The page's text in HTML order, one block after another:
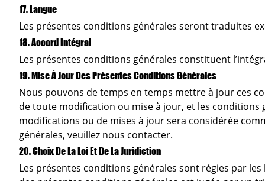
17. Langue
Les présentes conditions générales seront traduites
18. Accord Intégral
Les présentes conditions générales constituent
19. Mise À Jour Des Présentes Conditions Générales
Nous pouvons de temps en temps mettre à jour ces
de toute modification ou mise à jour, et les
modifications ou de mises à jour sera considérée
générales, veuillez nous contacter.
20. Choix De La Loi Et De La Juridiction
Les présentes conditions générales sont régies par